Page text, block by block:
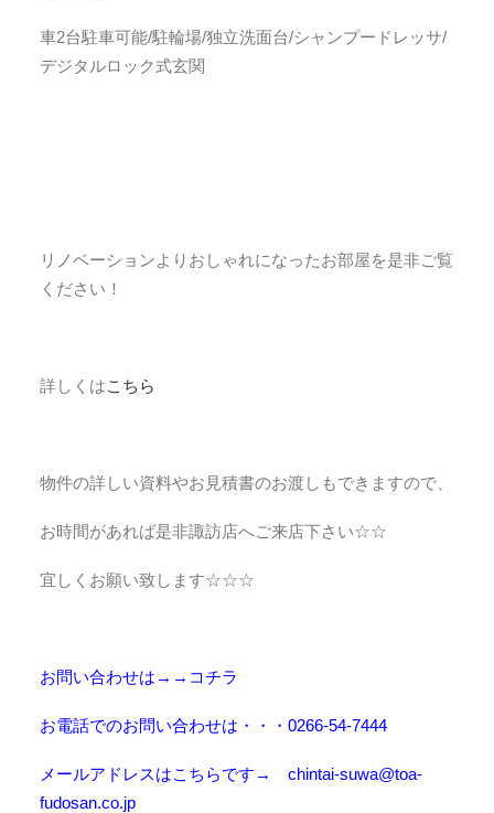
車2台駐車可能/駐輪場/独立洗面台/シャンプードレッサ/
デジタルロック式玄関
リノベーションよりおしゃれになったお部屋を是非ご覧
ください！
詳しくはこちら
物件の詳しい資料やお見積書のお渡しもできますので、
お時間があれば是非諏訪店へご来店下さい☆☆
宜しくお願い致します☆☆☆
お問い合わせは→→コチラ
お電話でのお問い合わせは・・・0266-54-7444
メールアドレスはこちらです→ chintai-suwa@toa-
fudosan.co.jp